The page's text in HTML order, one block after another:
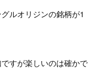
ルオリジンの銘柄が1
すが楽しいのは確かで